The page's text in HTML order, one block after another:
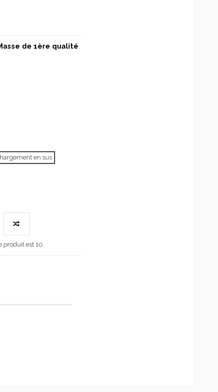
de 1ère qualité
en sus
est 10.